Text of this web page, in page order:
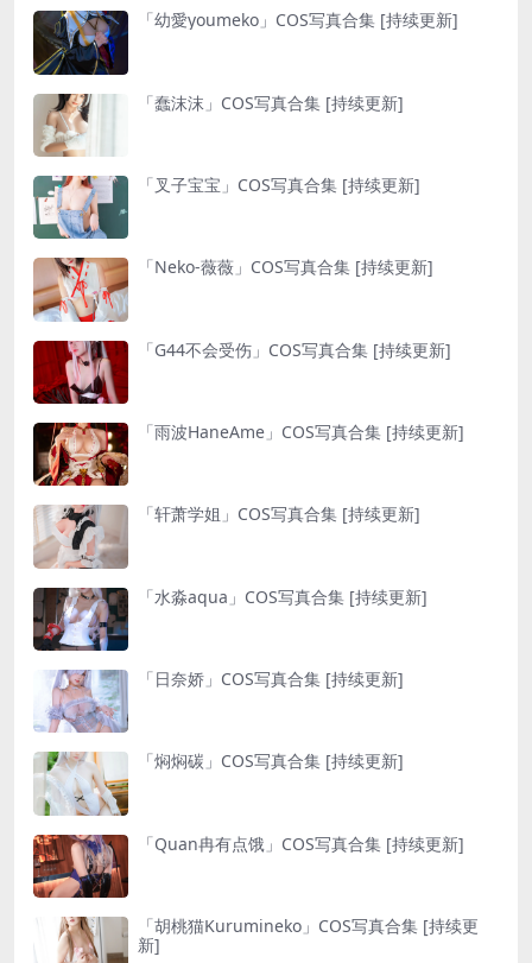
「幼愛youmeko」COS写真合集 [持续更新]
「蠢沫沫」COS写真合集 [持续更新]
「叉子宝宝」COS写真合集 [持续更新]
「Neko-薇薇」COS写真合集 [持续更新]
「G44不会受伤」COS写真合集 [持续更新]
「雨波HaneAme」COS写真合集 [持续更新]
「轩萧学姐」COS写真合集 [持续更新]
「水淼aqua」COS写真合集 [持续更新]
「日奈娇」COS写真合集 [持续更新]
「焖焖碳」COS写真合集 [持续更新]
「Quan冉有点饿」COS写真合集 [持续更新]
「胡桃猫Kurumineko」COS写真合集 [持续更
新]